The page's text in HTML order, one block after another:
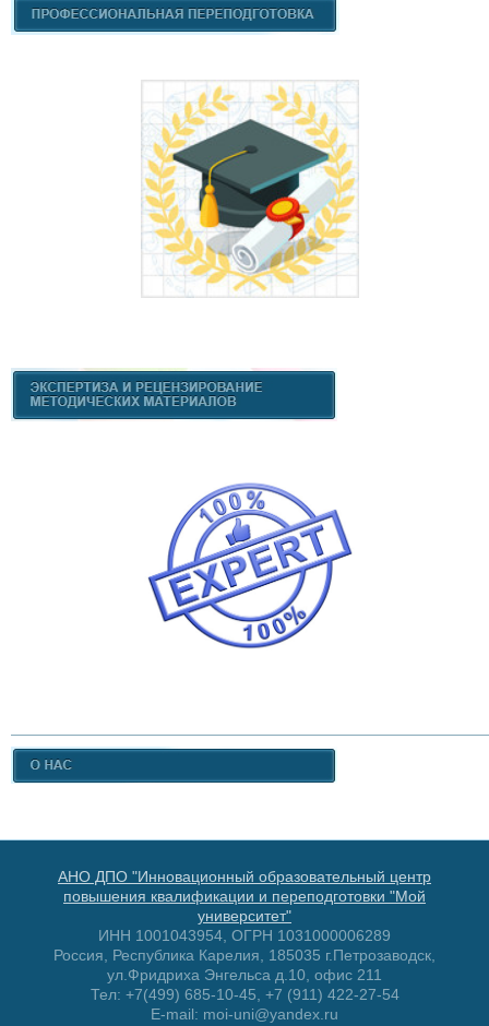
АНО ДПО "Инновационный образовательный центр
повышения квалификации и переподготовки "Мой
университет"
ИНН 1001043954, ОГРН 1031000006289
Россия, Республика Карелия, 185035 г.Петрозаводск,
ул.Фридриха Энгельса д.10, офис 211
Тел: +7(499) 685-10-45, +7 (911) 422-27-54
E-mail: moi-uni@yandex.ru